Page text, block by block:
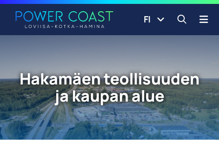
Siirry sisältöön
FI Avaa
Hakamäen teollisuuden
ja kaupan alue